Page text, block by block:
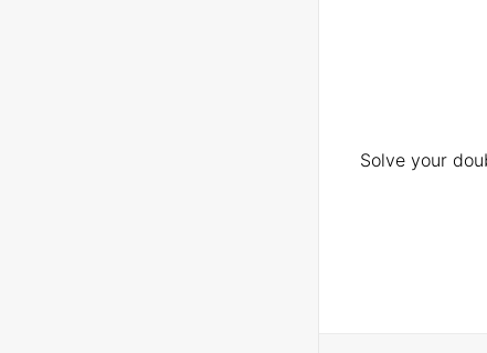
Solve your